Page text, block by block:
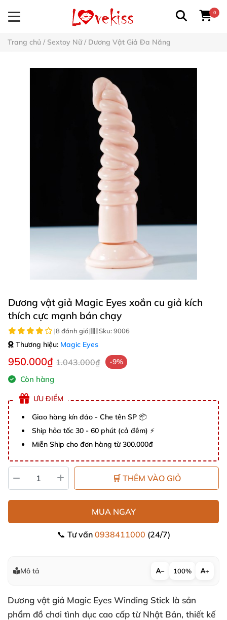
0
Trang chủ / Sextoy Nữ/ Dương Vật Giả Đa Năng
Dương vật giả Magic Eyes xoắn cu giả kích
thích cực mạnh bán chạy
|8 đánh giá| Sku:9006
Thương hiệu: Magic Eyes
950.000₫ 1.043.000₫ -9%
Còn hàng
ƯU ĐIỂM
Giao hàng kín đáo - Che tên SP 📦
Ship hỏa tốc 30 - 60 phút (cả đêm) ⚡
Miễn Ship cho đơn hàng từ 300.000đ
🛒 THÊM VÀO GIỎ
MUA NGAY
📞 Tư vấn 0938411000 (24/7)
Mô tả − 100% +
Dương vật giả Magic Eyes Winding Stick là sản
phẩm đồ chơi tình dục cao cấp từ Nhật Bản, thiết kế